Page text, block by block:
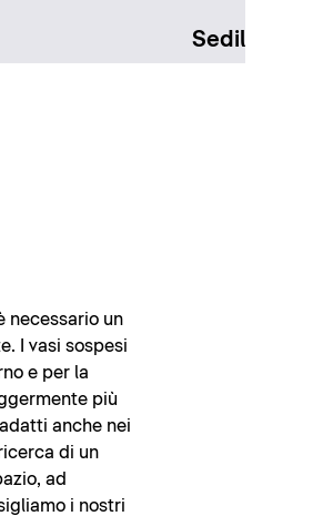
Sedili per
necessario un
I vasi sospesi
e per la
più
anche nei
di un
ad
i nostri